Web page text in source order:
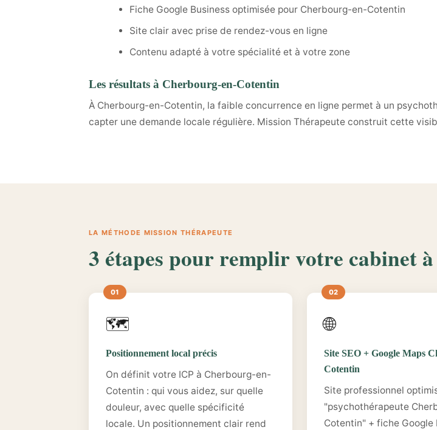
Fiche Google Business optimisée pour Cherbourg-en-Cotentin
Site clair avec prise de rendez-vous en ligne
Contenu adapté à votre spécialité et à votre zone
Les résultats à Cherbourg-en-Cotentin
À Cherbourg-en-Cotentin, la faible concurrence en ligne permet à un
capter une demande locale régulière. Mission Thérapeute construit cette
LA MÉTHODE MISSION THÉRAPEUTE
3 étapes pour remplir votre cabinet
🗺️
Positionnement local précis
On définit votre ICP à Cherbourg-en-
Cotentin : qui vous aidez, sur quelle
douleur, avec quelle spécificité
locale. Un positionnement clair rend
🌐
Site SEO + Google Maps
Cotentin
Site professionnel
"psychothérapeute
Cotentin" + fiche Google